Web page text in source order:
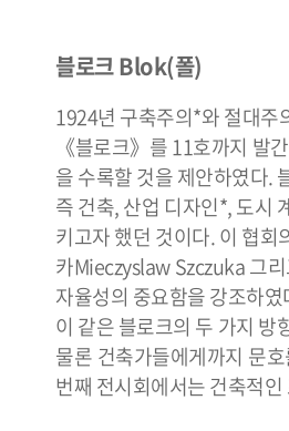
블로크 Blok(폴)
1924년 구축주의*와 절대주
《블로크》를 11호까지 발
을 수록할 것을 제안하였다.
즉 건축, 산업 디자인*, 도시
키고자 했던 것이다. 이 협
카Mieczyslaw Szczuka 그
자율성의 중요함을 강조하
이 같은 블로크의 두 가지
물론 건축가들에게까지 문
번째 전시회에서는 건축적